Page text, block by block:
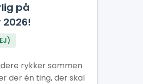
på
2026!
rykker sammen
der én ting, der skal